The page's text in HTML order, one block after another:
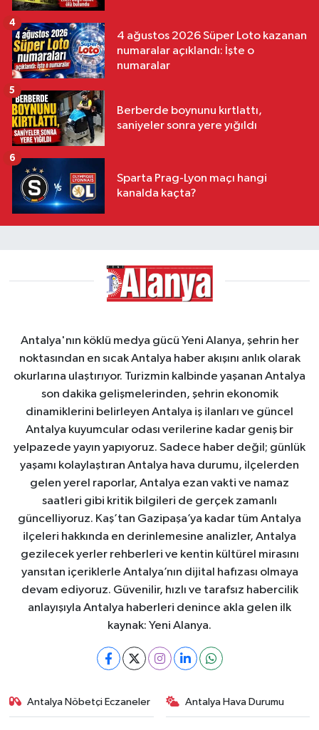
4 ağustos 2026 Süper Loto kazanan
numaralar açıklandı: İşte o
numaralar
4
Berberde boynunu kırtlattı,
saniyeler sonra yere yığıldı
5
Sparta Prag-Lyon maçı hangi
kanalda kaçta?
6
Antalya'nın köklü medya gücü Yeni Alanya, şehrin her
noktasından en sıcak Antalya haber akışını anlık olarak
okurlarına ulaştırıyor. Turizmin kalbinde yaşanan Antalya
son dakika gelişmelerinden, şehrin ekonomik
dinamiklerini belirleyen Antalya iş ilanları ve güncel
Antalya kuyumcular odası verilerine kadar geniş bir
yelpazede yayın yapıyoruz. Sadece haber değil; günlük
yaşamı kolaylaştıran Antalya hava durumu, ilçelerden
gelen yerel raporlar, Antalya ezan vakti ve namaz
saatleri gibi kritik bilgileri de gerçek zamanlı
güncelliyoruz. Kaş’tan Gazipaşa’ya kadar tüm Antalya
ilçeleri hakkında en derinlemesine analizler, Antalya
gezilecek yerler rehberleri ve kentin kültürel mirasını
yansıtan içeriklerle Antalya’nın dijital hafızası olmaya
devam ediyoruz. Güvenilir, hızlı ve tarafsız habercilik
anlayışıyla Antalya haberleri denince akla gelen ilk
kaynak: Yeni Alanya.
Antalya Nöbetçi Eczaneler Antalya Hava Durumu